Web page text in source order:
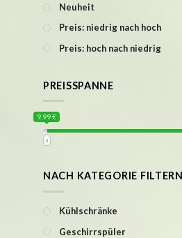
Neuheit
Preis: niedrig nach hoch
Preis: hoch nach niedrig
PREISSPANNE
9.99 €
NACH KATEGORIE FILTERN
Kühlschränke
Geschirrspüler